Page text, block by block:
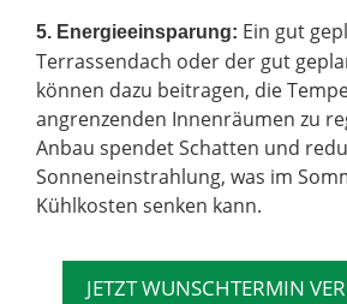
5. Energieeinsparung: Ein gut
Terrassendach oder der gut
können dazu beitragen, die
angrenzenden Innenräumen zu
Anbau spendet Schatten und
Sonneneinstrahlung, was im
Kühlkosten senken kann.
JETZT WUNSCHTERMIN